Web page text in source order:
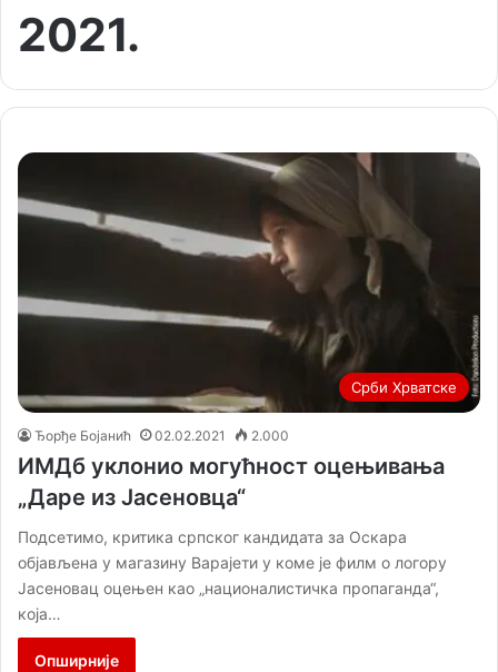
2021.
Срби Хрватске
Ђорђе Бојанић 02.02.2021 2.000
ИМДб уклонио могућност оцењивања
„Даре из Јасеновца“
Подсетимо, критика српског кандидата за Оскара
објављена у магазину Варајети у коме је филм о логору
Јасеновац оцењен као „националистичка пропаганда“,
која…
Опширније